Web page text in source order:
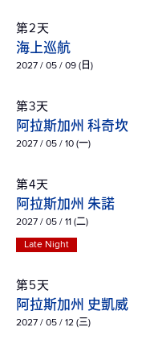
第2天
海上巡航
2027 / 05 / 09 (日)
第3天
阿拉斯加州 科奇坎
2027 / 05 / 10 (一)
第4天
阿拉斯加州 朱諾
2027 / 05 / 11 (二)
Late Night
第5天
阿拉斯加州 史凱威
2027 / 05 / 12 (三)